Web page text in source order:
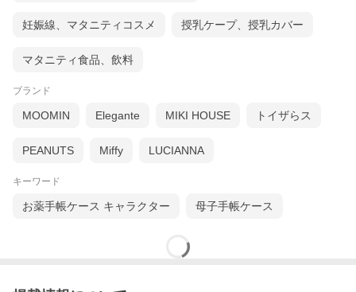
妊娠線、マタニティコスメ 授乳ケープ、授乳カバー
マタニティ食品、飲料
ブランド
MOOMIN Elegante MIKI HOUSE トイザらス
PEANUTS Miffy LUCIANNA
キーワード
お薬手帳ケース キャラクター 母子手帳ケース